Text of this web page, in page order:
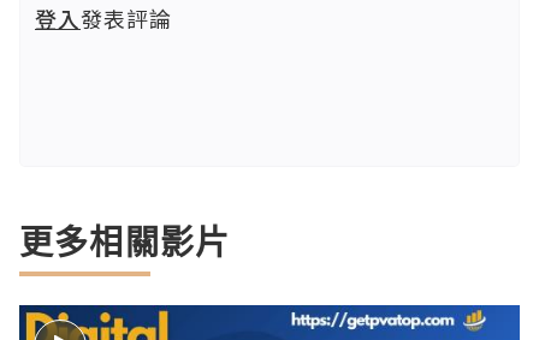
登入發表評論
更多相關影片